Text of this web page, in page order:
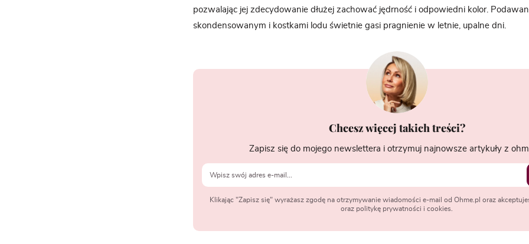
pozwalając jej zdecydowanie dłużej zachować jędrność i odpowiedni kolor.
skondensowanym i kostkami lodu świetnie gasi pragnienie w letnie, upalne dni.
Chcesz więcej takich treści?
Zapisz się do mojego newslettera i otrzymuj najnowsze artykuły z
Klikając "Zapisz się" wyrażasz zgodę na otrzymywanie wiadomości e-mail od Ohme.pl oraz
oraz politykę prywatności i cookies.